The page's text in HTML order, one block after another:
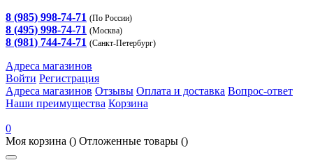
8 (985) 998-74-71 (По России)
8 (495) 998-74-71 (Москва)
8 (981) 744-74-71 (Санкт-Петербург)
Адреса магазинов
Войти Регистрация
Адреса магазинов Отзывы Оплата и доставка Вопрос-ответ
Наши преимущества Корзина
0
Моя корзина () Отложенные товары ()